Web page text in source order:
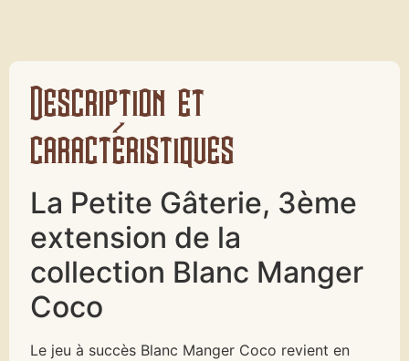
Description et
caractéristiques
La Petite Gâterie, 3ème
extension de la
collection Blanc Manger
Coco
Le jeu à succès Blanc Manger Coco revient en